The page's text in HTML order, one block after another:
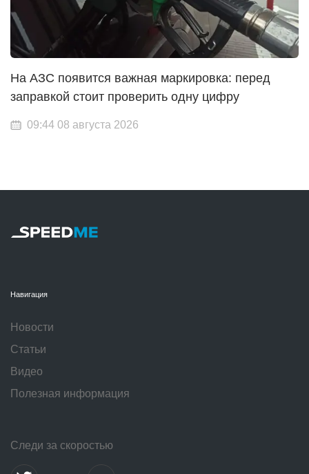
На АЗС появится важная маркировка: перед
заправкой стоит проверить одну цифру
09:44 08 августа 2026
Навигация
Новости
Статьи
Видео
Полезная информация
Следи за скоростью